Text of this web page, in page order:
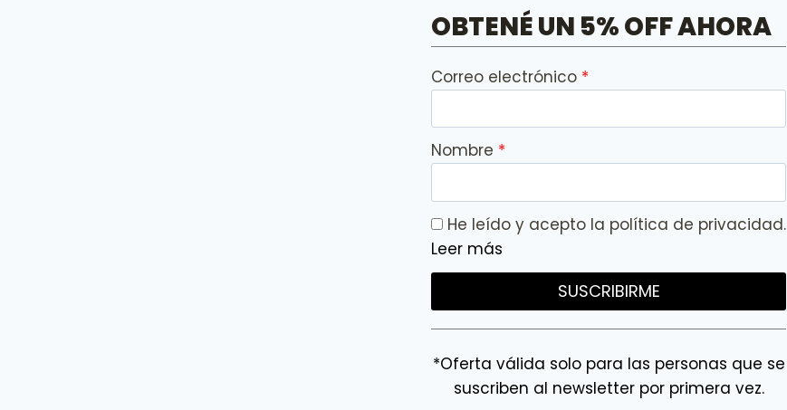
OBTENÉ UN 5% OFF AHORA
Correo electrónico
Nombre
He leído y acepto la política de privacidad.
Leer más
SUSCRIBIRME
*Oferta válida solo para las personas que se
suscriben al newsletter por primera vez.